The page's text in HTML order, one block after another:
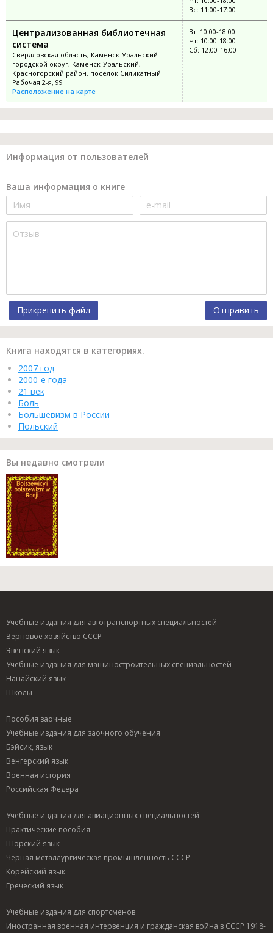
Вс: 11:00-17:00
Централизованная библиотечная
система
Свердловская область, Каменск-Уральский
городской округ, Каменск-Уральский,
Красногорский район, посёлок Силикатный
Рабочая 2-я, 99
Расположение на карте
Вт: 10:00-18:00
Чт: 10:00-18:00
Сб: 12:00-16:00
Информация от пользователей
Ваша информация о книге
Прикрепить файл Отправить
Книга находятся в категориях.
2007 год
2000-е года
21 век
Боль
Большевизм в России
Польский
Вы недавно смотрели
Учебные издания для автотранспортных специальностей
Зерновое хозяйство СССР
Эвенский язык
Учебные издания для машиностроительных специальностей
Нанайский язык
Школы
Пособия заочные
Учебные издания для заочного обучения
Бэйсик, язык
Венгерский язык
Военная история
Российская Федера
Учебные издания для авиационных специальностей
Практические пособия
Шорский язык
Черная металлургическая промышленность СССР
Корейский язык
Греческий язык
Учебные издания для спортсменов
Иностранная военная интервенция и гражданская война в СССР 1918-